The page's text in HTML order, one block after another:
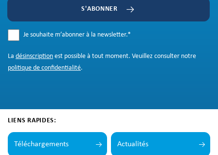
S'ABONNER
Je souhaite m’abonner à la newsletter.*
La désinscription est possible à tout moment. Veuillez consulter notre
politique de confidentialité.
LIENS RAPIDES:
Téléchargements Actualités